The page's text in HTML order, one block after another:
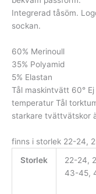
Integrerad tåsöm.
sockan.
60% Merinoull
35% Polyamid
5% Elastan
Tål maskintvätt 60°
temperatur Tål
starkare tvättvätskor
finns i storlek 22-24,
Storlek
22-24,
43-45,